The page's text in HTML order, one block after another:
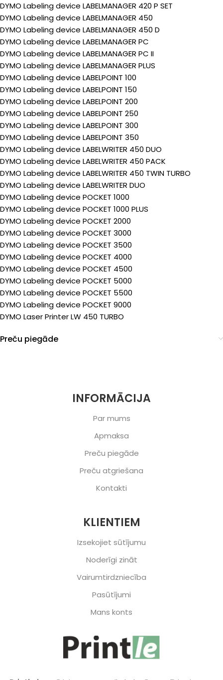
DYMO Labeling device LABELMANAGER 420 P SET
DYMO Labeling device LABELMANAGER 450
DYMO Labeling device LABELMANAGER 450 D
DYMO Labeling device LABELMANAGER PC
DYMO Labeling device LABELMANAGER PC II
DYMO Labeling device LABELMANAGER PLUS
DYMO Labeling device LABELPOINT 100
DYMO Labeling device LABELPOINT 150
DYMO Labeling device LABELPOINT 200
DYMO Labeling device LABELPOINT 250
DYMO Labeling device LABELPOINT 300
DYMO Labeling device LABELPOINT 350
DYMO Labeling device LABELWRITER 450 DUO
DYMO Labeling device LABELWRITER 450 PACK
DYMO Labeling device LABELWRITER 450 TWIN TURBO
DYMO Labeling device LABELWRITER DUO
DYMO Labeling device POCKET 1000
DYMO Labeling device POCKET 1000 PLUS
DYMO Labeling device POCKET 2000
DYMO Labeling device POCKET 3000
DYMO Labeling device POCKET 3500
DYMO Labeling device POCKET 4000
DYMO Labeling device POCKET 4500
DYMO Labeling device POCKET 5000
DYMO Labeling device POCKET 5500
DYMO Labeling device POCKET 9000
DYMO Laser Printer LW 450 TURBO
Preču piegāde
INFORMĀCIJA
Par mums
Apmaksa
Preču piegāde
Preču atgriešana
Kontakti
KLIENTIEM
Izsekojiet sūtījumu
Noderīgi zināt
Vairumtirdzniecība
Pasūtījumi
Mans konts